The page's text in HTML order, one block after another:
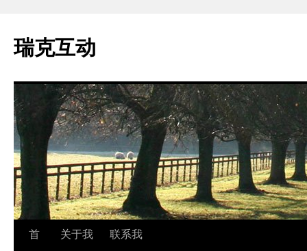
瑞克互动
跳首
关于我
联系我